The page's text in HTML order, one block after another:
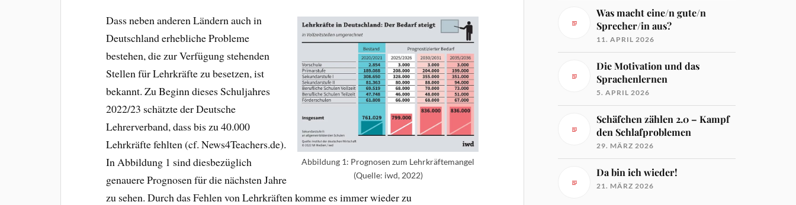
Abbildung 1: Prognosen zum Lehrkräftemangel
(Quelle: iwd, 2022)
Dass neben anderen Ländern auch in
Deutschland erhebliche Probleme
bestehen, die zur Verfügung stehenden
Stellen für Lehrkräfte zu besetzen, ist
bekannt. Zu Beginn dieses Schuljahres
2022/23 schätzte der Deutsche
Lehrerverband, dass bis zu 40.000
Lehrkräfte fehlten (cf. News4Teachers.de).
In Abbildung 1 sind diesbezüglich
genauere Prognosen für die nächsten Jahre
zu sehen. Durch das Fehlen von Lehrkräften komme es immer wieder zu
Was macht eine/n gute/n
Sprecher/in aus?
11. APRIL 2026
Die Motivation und das
Sprachenlernen
5. APRIL 2026
Schäfchen zählen 2.0 – Kampf
den Schlafproblemen
29. MÄRZ 2026
Da bin ich wieder!
21. MÄRZ 2026